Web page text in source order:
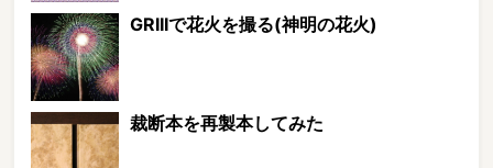
GRIIIで花火を撮る(神明の花火)
裁断本を再製本してみた